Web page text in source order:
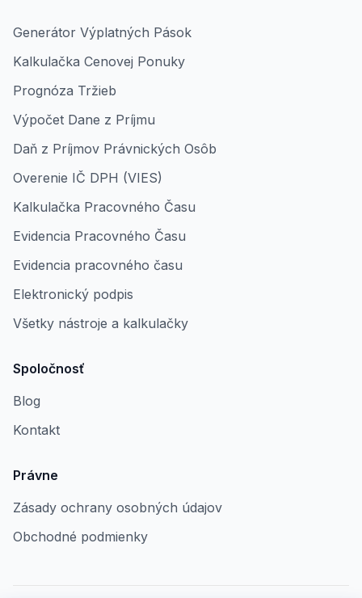
Generátor Výplatných Pások
Kalkulačka Cenovej Ponuky
Prognóza Tržieb
Výpočet Dane z Príjmu
Daň z Príjmov Právnických Osôb
Overenie IČ DPH (VIES)
Kalkulačka Pracovného Času
Evidencia Pracovného Času
Evidencia pracovného času
Elektronický podpis
Všetky nástroje a kalkulačky
Spoločnosť
Blog
Kontakt
Právne
Zásady ochrany osobných údajov
Obchodné podmienky